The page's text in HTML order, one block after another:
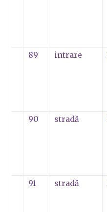
89 intrare
90 stradă
91 stradă